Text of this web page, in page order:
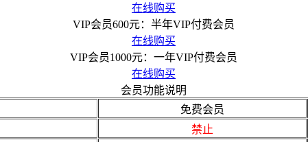
在线购买
VIP会员600元：半年VIP付费会员
在线购买
VIP会员1000元：一年VIP付费会员
在线购买
会员功能说明
免费会员
禁止